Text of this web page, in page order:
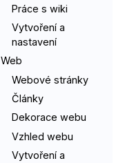
Práce s wiki
Vytvoření a
nastavení
Web
Webové stránky
Články
Dekorace webu
Vzhled webu
Vytvoření a